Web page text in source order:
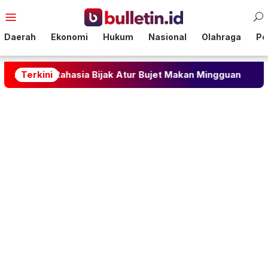
ke
Mobile
Daerah Ekonomi Hukum Nasional Olahraga
Terkini
Rahasia Bijak Atur Bujet Makan Mingguan